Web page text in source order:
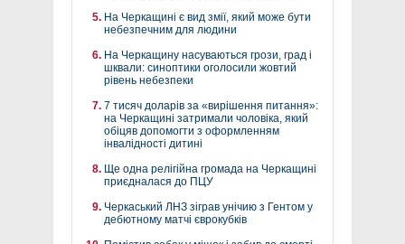
На Черкащині є вид змії, який може бути
небезпечним для людини
На Черкащину насуваються грози, град і
шквали: синоптики оголосили жовтий
рівень небезпеки
7 тисяч доларів за «вирішення питання»:
на Черкащині затримали чоловіка, який
обіцяв допомогти з оформленням
інвалідності дитині
Ще одна релігійна громада на Черкащині
приєдналася до ПЦУ
Черкаський ЛНЗ зіграв унічию з Гентом у
дебютному матчі єврокубків